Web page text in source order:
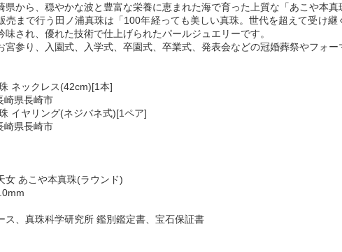
から、穏やかな波と豊富な栄養に恵まれた海で育った上質な「あこや本真
売まで行う田ノ浦真珠は「100年経っても美しい真珠。世代を超えて受け継
され、優れた技術で仕上げられたパールジュエリーです。
宮参り、入園式、入学式、卒園式、卒業式、発表会などの冠婚葬祭やフォー
ネックレス(42cm)[1本]
県長崎市
イヤリング(ネジバネ式)[1ペア]
県長崎市
女 あこや本真珠(ラウンド)
ス、真珠科学研究所 鑑別鑑定書、宝石保証書